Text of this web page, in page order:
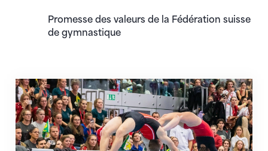
Promesse des valeurs de la Fédération suisse
de gymnastique
Organisation & associations